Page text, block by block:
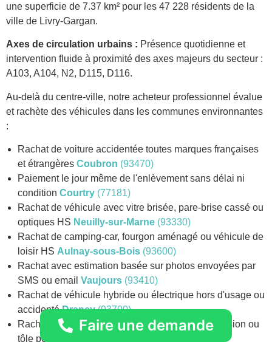
une superficie de 7.37 km² pour les 47 228 résidents de la
ville de Livry-Gargan.
Axes de circulation urbains : Présence quotidienne et
intervention fluide à proximité des axes majeurs du secteur :
A103, A104, N2, D115, D116.
Au-delà du centre-ville, notre acheteur professionnel évalue
et rachète des véhicules dans les communes environnantes
:
Rachat de voiture accidentée toutes marques françaises
et étrangères Coubron (93470)
Paiement le jour même de l'enlèvement sans délai ni
condition Courtry (77181)
Rachat de véhicule avec vitre brisée, pare-brise cassé ou
optiques HS Neuilly-sur-Marne (93330)
Rachat de camping-car, fourgon aménagé ou véhicule de
loisir HS Aulnay-sous-Bois (93600)
Rachat avec estimation basée sur photos envoyées par
SMS ou email Vaujours (93410)
Rachat de véhicule hybride ou électrique hors d'usage ou
accidenté Drancy (93700)
Rachat de véhicule avec rouille importante, corrosion ou
tôle percée
Faire une demande